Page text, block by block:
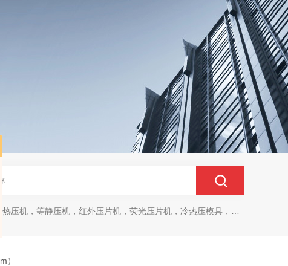
压机，等静压机，红外压片机，荧光压片机，冷热压模具，马弗炉，干燥箱
）